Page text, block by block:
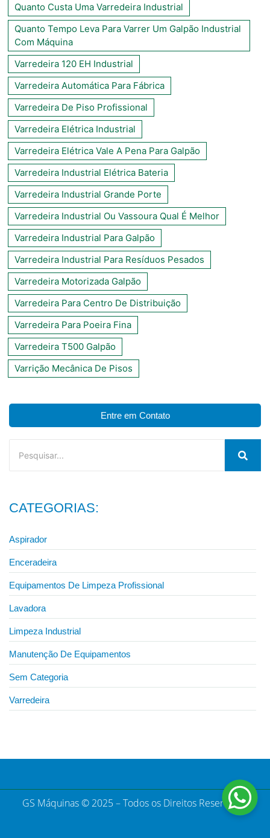
Quanto Custa Uma Varredeira Industrial
Quanto Tempo Leva Para Varrer Um Galpão Industrial
Com Máquina
Varredeira 120 EH Industrial
Varredeira Automática Para Fábrica
Varredeira De Piso Profissional
Varredeira Elétrica Industrial
Varredeira Elétrica Vale A Pena Para Galpão
Varredeira Industrial Elétrica Bateria
Varredeira Industrial Grande Porte
Varredeira Industrial Ou Vassoura Qual É Melhor
Varredeira Industrial Para Galpão
Varredeira Industrial Para Resíduos Pesados
Varredeira Motorizada Galpão
Varredeira Para Centro De Distribuição
Varredeira Para Poeira Fina
Varredeira T500 Galpão
Varrição Mecânica De Pisos
Entre em Contato
CATEGORIAS:
Aspirador
Enceradeira
Equipamentos De Limpeza Profissional
Lavadora
Limpeza Industrial
Manutenção De Equipamentos
Sem Categoria
Varredeira
GS Máquinas © 2025 – Todos os Direitos Reservados